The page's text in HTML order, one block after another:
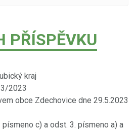
PŘÍSPĚVKU
kraj
2023
obce Zdechovice dne 29.5.2023
c) a odst. 3. písmeno a) a